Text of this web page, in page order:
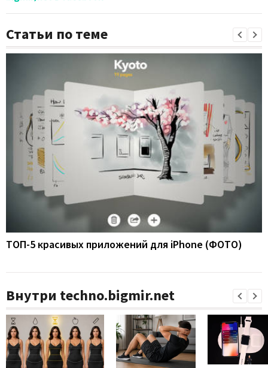
Статьи по теме
ТОП-5 красивых приложений для iPhone (ФОТО)
Внутри techno.bigmir.net